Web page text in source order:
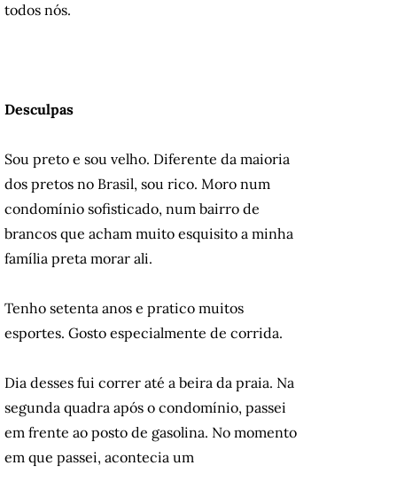
todos nós.
Desculpas
Sou preto e sou velho. Diferente da maioria
dos pretos no Brasil, sou rico. Moro num
condomínio sofisticado, num bairro de
brancos que acham muito esquisito a minha
família preta morar ali.
Tenho setenta anos e pratico muitos
esportes. Gosto especialmente de corrida.
Dia desses fui correr até a beira da praia. Na
segunda quadra após o condomínio, passei
em frente ao posto de gasolina. No momento
em que passei, acontecia um